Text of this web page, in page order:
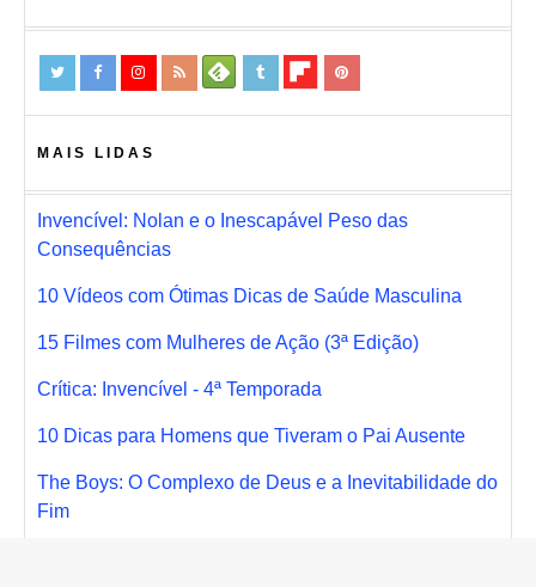
MAIS LIDAS
Invencível: Nolan e o Inescapável Peso das
Consequências
10 Vídeos com Ótimas Dicas de Saúde Masculina
15 Filmes com Mulheres de Ação (3ª Edição)
Crítica: Invencível - 4ª Temporada
10 Dicas para Homens que Tiveram o Pai Ausente
The Boys: O Complexo de Deus e a Inevitabilidade do
Fim